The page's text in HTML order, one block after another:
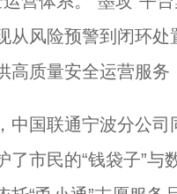
从风险预警到闭环
高质量安全运营服
国联通宁波分公司
了市民的“钱袋子”